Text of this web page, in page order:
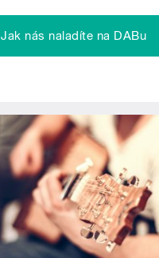
Jak nás naladíte na DABu